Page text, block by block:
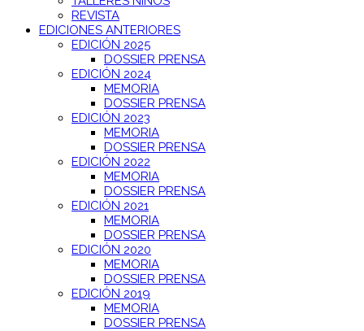
REVISTA
EDICIONES ANTERIORES
EDICIÓN 2025
DOSSIER PRENSA
EDICIÓN 2024
MEMORIA
DOSSIER PRENSA
EDICIÓN 2023
MEMORIA
DOSSIER PRENSA
EDICIÓN 2022
MEMORIA
DOSSIER PRENSA
EDICIÓN 2021
MEMORIA
DOSSIER PRENSA
EDICIÓN 2020
MEMORIA
DOSSIER PRENSA
EDICIÓN 2019
MEMORIA
DOSSIER PRENSA